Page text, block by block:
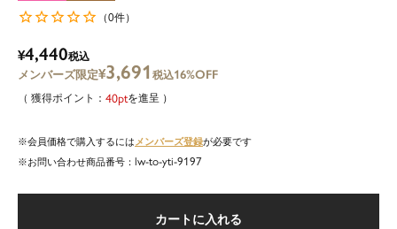
（0件）
¥4,440税込
¥3,691 税込16%OFF
40 を進呈
会員価格で購入するには メンバーズ登録が必要です
商品番号
lw-to-yti-9197
カートに入れる